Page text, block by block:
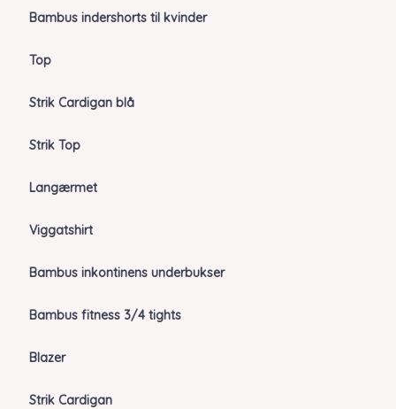
Bambus indershorts til kvinder
Top
Strik Cardigan blå
Strik Top
Langærmet
Viggatshirt
Bambus inkontinens underbukser
Bambus fitness 3/4 tights
Blazer
Strik Cardigan